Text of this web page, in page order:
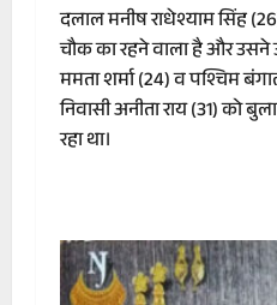
दलाल मनीष राधेश्याम सिंह
चौक का रहने वाला है और
ममता शर्मा (24) व पश्चिम
निवासी अनीता राय (31) को
रहा था।